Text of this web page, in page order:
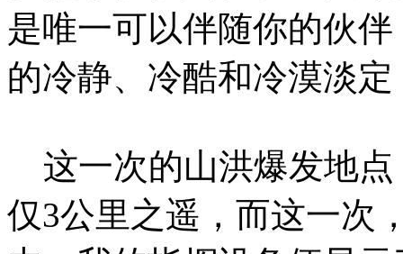
是唯一可以伴随你的伙
的冷静、冷酷和冷漠淡
这一次的山洪爆发地点
仅3公里之遥，而这一次